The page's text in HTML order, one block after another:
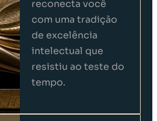
reconecta você
com uma tradição
de excelência
intelectual que
resistiu ao teste do
tempo.